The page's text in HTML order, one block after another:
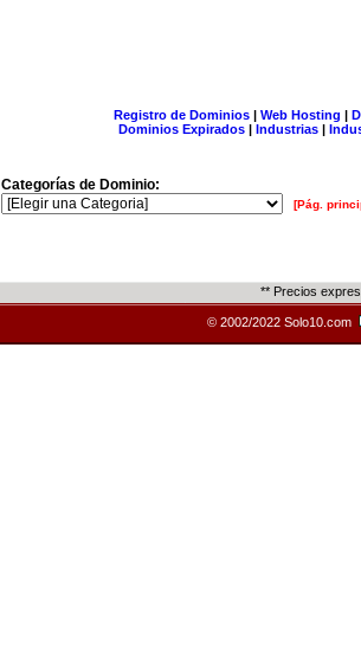
Registro de Dominios| Web Hosting |
Dominios Expirados | Industrias |
Categorías de Dominio:
[Pág.
** Precios
© 2002/2022 Solo10.com